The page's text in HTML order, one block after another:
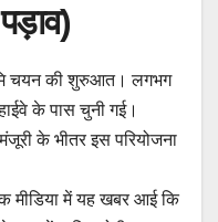
चयन की शुरुआत। लगभग
के पास चुनी गई।
के भीतर इस परियोजना
मीडिया में यह खबर आई कि